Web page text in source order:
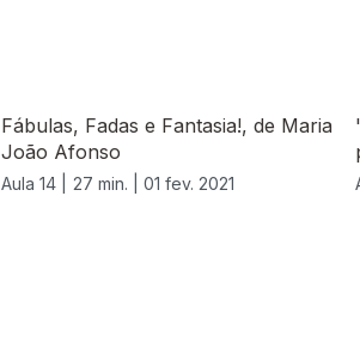
Fábulas, Fadas e Fantasia!, de Maria
João Afonso
Aula 14 | 27 min. | 01 fev. 2021